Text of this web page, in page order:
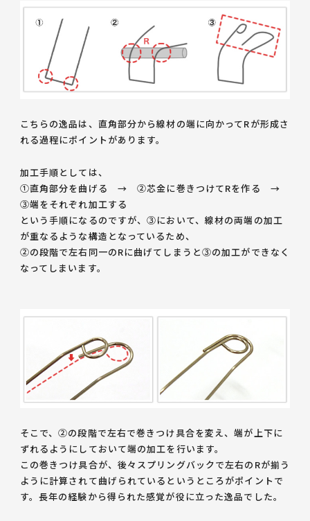
こちらの逸品は、直角部分から線材の端に向かってRが形成さ
れる過程にポイントがあります。
加工手順としては、
①直角部分を曲げる → ②芯金に巻きつけてRを作る →
③端をそれぞれ加工する
という手順になるのですが、③において、線材の両端の加工
が重なるような構造となっているため、
②の段階で左右同一のRに曲げてしまうと③の加工ができなく
なってしまいます。
そこで、②の段階で左右で巻きつけ具合を変え、端が上下に
ずれるようにしておいて端の加工を行います。
この巻きつけ具合が、後々スプリングバックで左右のRが揃う
ように計算されて曲げられているというところがポイントで
す。長年の経験から得られた感覚が役に立った逸品でした。